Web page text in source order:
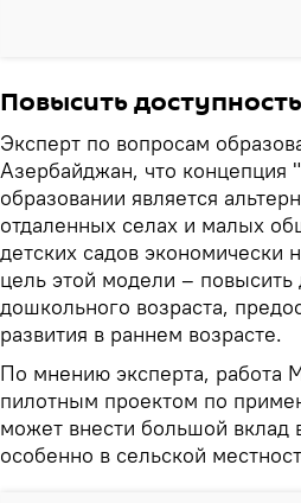
Повысить
Эксперт по вопросам
Азербайджан, что
образовании является
отдаленных селах и малых
детских садов экономически
цель этой модели – повысить
дошкольного возраста,
развития в раннем возрасте.
По мнению эксперта, работа
пилотным проектом по
может внести большой вклад
особенно в сельской